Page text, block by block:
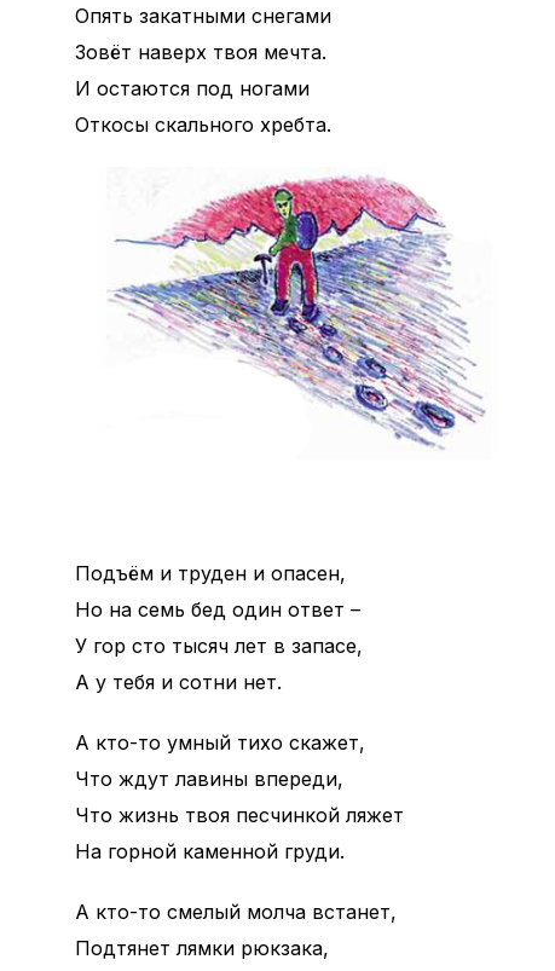
Опять закатными снегами
Зовёт наверх твоя мечта.
И остаются под ногами
Откосы скального хребта.
Подъём и труден и опасен,
Но на семь бед один ответ –
У гор сто тысяч лет в запасе,
А у тебя и сотни нет.
А кто-то умный тихо скажет,
Что ждут лавины впереди,
Что жизнь твоя песчинкой ляжет
На горной каменной груди.
А кто-то смелый молча встанет,
Подтянет лямки рюкзака,